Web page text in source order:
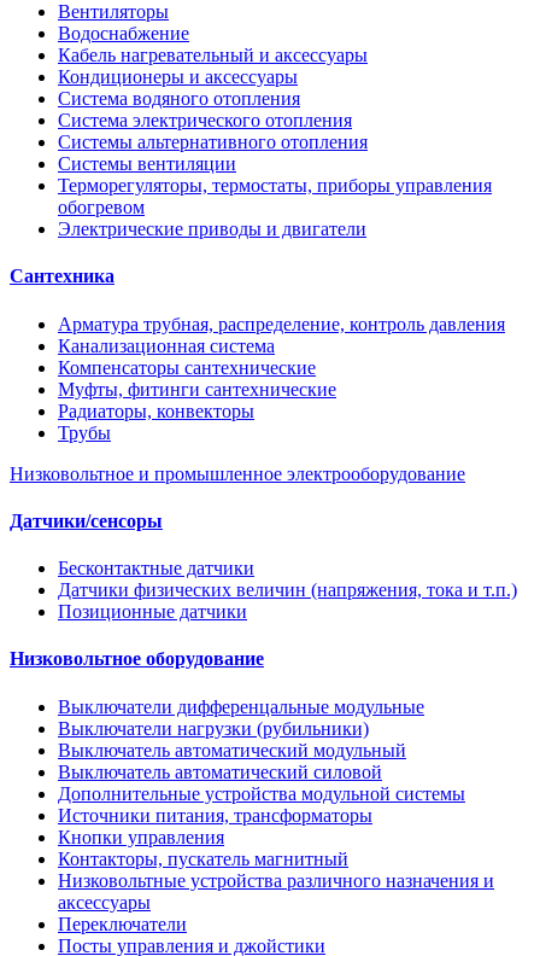
Вентиляторы
Водоснабжение
Кабель нагревательный и аксессуары
Кондиционеры и аксессуары
Система водяного отопления
Система электрического отопления
Системы альтернативного отопления
Системы вентиляции
Терморегуляторы, термостаты, приборы управления
обогревом
Электрические приводы и двигатели
Сантехника
Арматура трубная, распределение, контроль давления
Канализационная система
Компенсаторы сантехнические
Муфты, фитинги сантехнические
Радиаторы, конвекторы
Трубы
Низковольтное и промышленное электрооборудование
Датчики/сенсоры
Бесконтактные датчики
Датчики физических величин (напряжения, тока и т.п.)
Позиционные датчики
Низковольтное оборудование
Выключатели дифференцальные модульные
Выключатели нагрузки (рубильники)
Выключатель автоматический модульный
Выключатель автоматический силовой
Дополнительные устройства модульной системы
Источники питания, трансформаторы
Кнопки управления
Контакторы, пускатель магнитный
Низковольтные устройства различного назначения и
аксессуары
Переключатели
Посты управления и джойстики